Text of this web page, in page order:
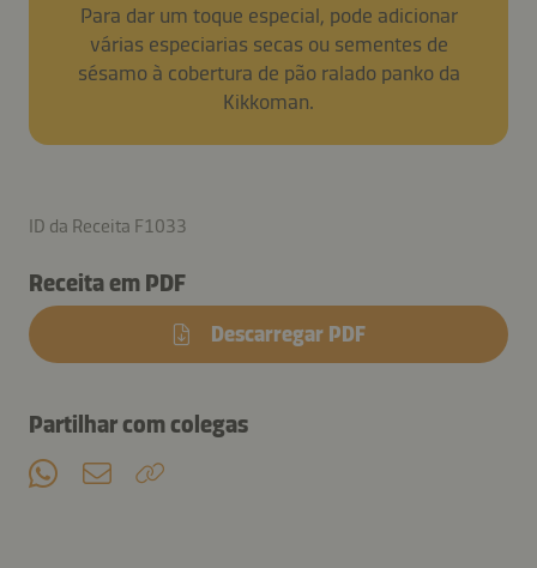
Para dar um toque especial, pode adicionar
várias especiarias secas ou sementes de
sésamo à cobertura de pão ralado panko da
Kikkoman.
ID da Receita F1033
Receita em PDF
Descarregar PDF
Partilhar com colegas